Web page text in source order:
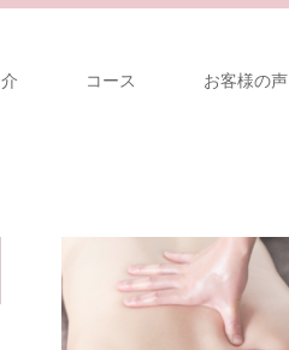
コース お客様の声